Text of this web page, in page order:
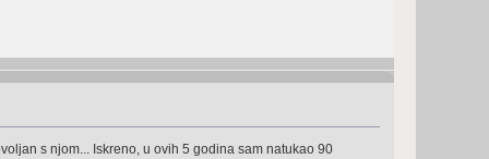
s njom... Iskreno, u ovih 5 godina sam natukao 90